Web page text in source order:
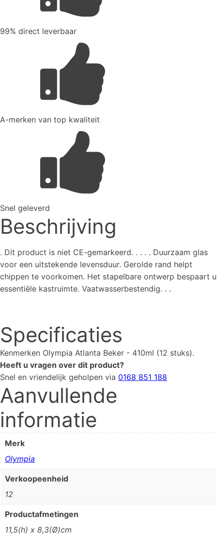
99% direct leverbaar
A-merken van top kwaliteit
Snel geleverd
Beschrijving
. Dit product is niet CE-gemarkeerd. . . . . Duurzaam glas
voor een uitstekende levensduur. Gerolde rand helpt
chippen te voorkomen. Het stapelbare ontwerp bespaart u
essentiële kastruimte. Vaatwasserbestendig. . .
Specificaties
Kenmerken Olympia Atlanta Beker - 410ml (12 stuks).
Heeft u vragen over dit product?
Snel en vriendelijk geholpen via 0168 851 188
Aanvullende
informatie
Merk
Olympia
Verkoopeenheid
12
Productafmetingen
11,5(h) x 8,3(Ø)cm